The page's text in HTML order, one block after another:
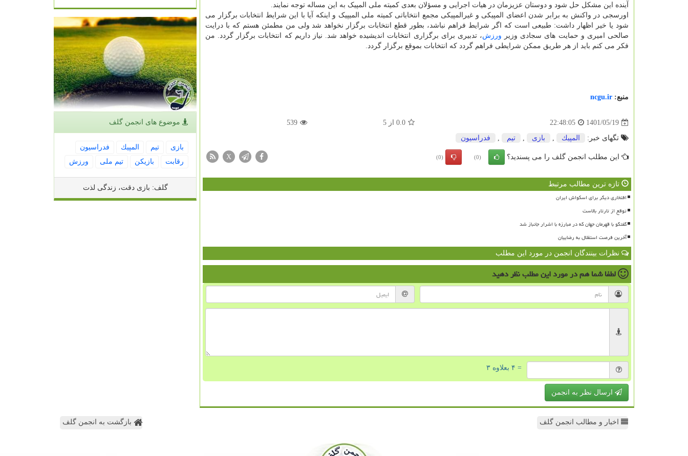
آینده این مشکل حل شود و دوستان عزیزمان در هیات اجرایی و مسؤلان بعدی کمیته ملی المپیک به این مساله توجه نمایند.
اورسجی در واکنش به برابر شدن اعضای المپیکی و غیرالمپیکی مجمع انتخاباتی کمیته ملی المیپیک و اینکه آیا با این شرایط انتخابات برگزار می
شود یا خیر اظهار داشت: طبیعی است که اگر شرایط فراهم نباشد، بطور قطع انتخابات برگزار نخواهد شد ولی من مطمئن هستم که با درایت
صالحی امیری و حمایت های سجادی وزیر ورزش، تدبیری برای برگزاری انتخابات اندیشیده خواهد شد. نیاز داریم که انتخابات برگزار گردد. من
فکر می کنم باید از هر طریق ممکن شرایطی فراهم گردد که انتخابات بموقع برگزار گردد.
منبع: ncgu.ir
1401/05/19
22:48:05
0.0 از5
539
تگهای خبر: المپیك , بازی , تیم , فدراسیون
این مطلب انجمن گلف را می پسندید؟ (0)
(0)
X
تازه ترین مطالب مرتبط
افتخاری دیگر برای اسکواش ایران
توقع از تارتار بالاست
گفتگو با قهرمان جهان که در مبارزه با اشرار جانباز شد
آخرین فرصت استقلال به رضاییان
نظرات بینندگان انجمن در مورد این مطلب
لطفا شما همدر مورد این مطلبنظر دهید
= ۴ بعلاوه ۳
ارسال نظر به انجمن
موضوع های انجمن گلف
بازی تیم المپیك
فدراسیون
رقابت
بازیكن تیم ملی ورزش
گلف: بازی دقت، زندگی لذت
اخبار و مطالب انجمن گلف بازگشت به انجمن گلف